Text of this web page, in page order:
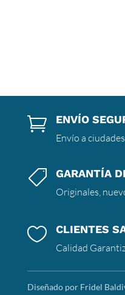
 ENVÍO
Envío a
 GARANTÍA
Originales,
 CLIENTES
Calidad
Diseñado por Fridel